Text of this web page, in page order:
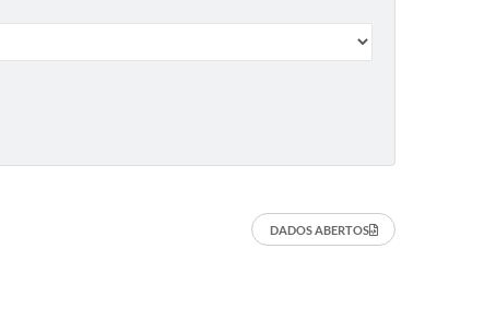
DADOS ABERTOS